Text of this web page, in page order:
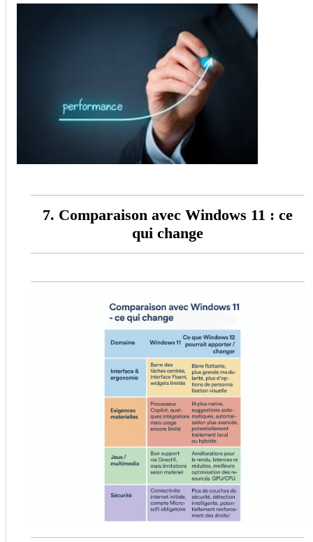
7. Comparaison avec Windows 11 : ce
qui change